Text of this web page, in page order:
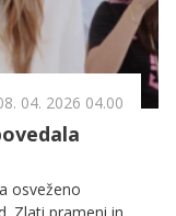
04. 2026 04.00
osveženo
Zlati prameni in